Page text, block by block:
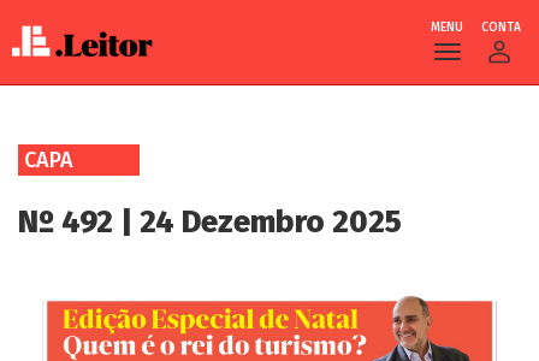
main
CONTA
MENU
CAPA
Nº 492 | 24 Dezembro 2025